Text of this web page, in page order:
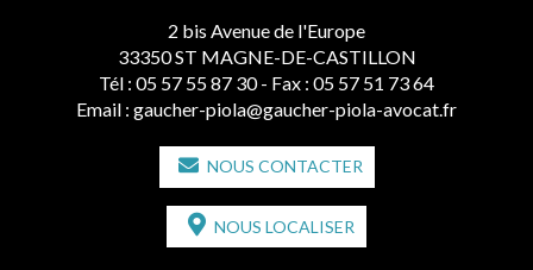
2 bis Avenue de l'Europe
33350 ST MAGNE-DE-CASTILLON
Tél : 05 57 55 87 30 - Fax : 05 57 51 73 64
Email : gaucher-piola@gaucher-piola-avocat.fr
NOUS CONTACTER
NOUS LOCALISER